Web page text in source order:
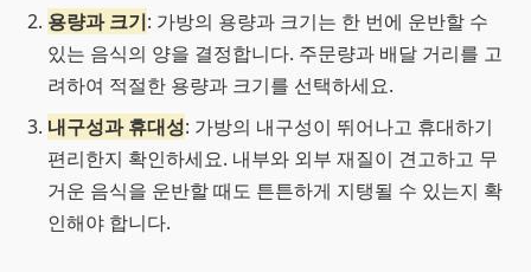
용량과 크기: 가방의 용량과 크기는 한 번에 운반할 수
있는 음식의 양을 결정합니다. 주문량과 배달 거리를 고
려하여 적절한 용량과 크기를 선택하세요.
내구성과 휴대성: 가방의 내구성이 뛰어나고 휴대하기
편리한지 확인하세요. 내부와 외부 재질이 견고하고 무
거운 음식을 운반할 때도 튼튼하게 지탱될 수 있는지 확
인해야 합니다.